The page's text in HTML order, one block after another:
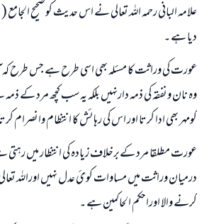
دیا ہے ۔
عورت کی وراثت کا مسئلہ بھی اسی طرح ہے جس طرح
وہ نان ونفقہ کی ذمہ دارنہیں بلکہ یہ سب کچھ مرد کے
کومہر بھی ادا کرتا اور اس کی رہائش کا انتظام وانصرام
عورت مطلقا مرد کےبرخلاف زیادہ کی انتظار میں
درمیان وراثت میں مساوات کوئ عدل نہیں اوراللہ
کرنے والا اوراحکم الحاکمین ہے ۔